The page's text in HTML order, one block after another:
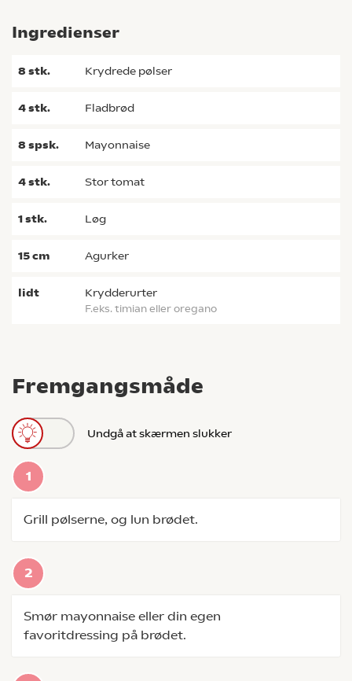
Fremgangsmåde
Undgå at skærmen slukker
Grill pølserne, og lun brødet.
Smør mayonnaise eller din egen
favoritdressing på brødet.
Ingredienser
8 stk. krydrede pølser
4stk. fladbrød
8 spsk. mayonnaise
4stk. stor tomat
1stk. løg
15cm agurker
lidt krydderurter
f.eks. timian eller oregano